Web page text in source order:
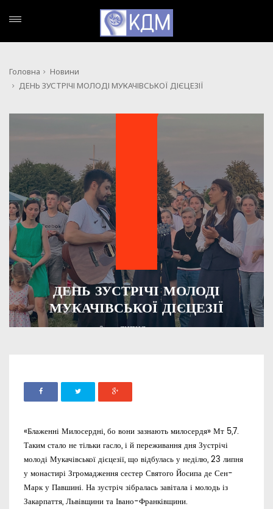
Головна
Новини
ДЕНЬ ЗУСТРІЧІ МОЛОДІ МУКАЧІВСЬКОЇ ДІЄЦЕЗІЇ
ДЕНЬ ЗУСТРІЧІ МОЛОДІ
МУКАЧІВСЬКОЇ ДІЄЦЕЗІЇ
ADMIN 24 ЛИПНЯ, 2023 1042
«Блаженні Милосердні, бо вони зазнають милосердя» Мт 5,7.
Таким стало не тільки гасло, і й переживання дня Зустрічі
молоді Мукачівської дієцезії, що відбулась у неділю, 23 липня
у монастирі Згромадження сестер Святого Йосипа де Сен-
Марк у Павшині. На зустріч зібралась завітала і молодь із
Закарпаття, Львівщини та Івано-Франківщини.